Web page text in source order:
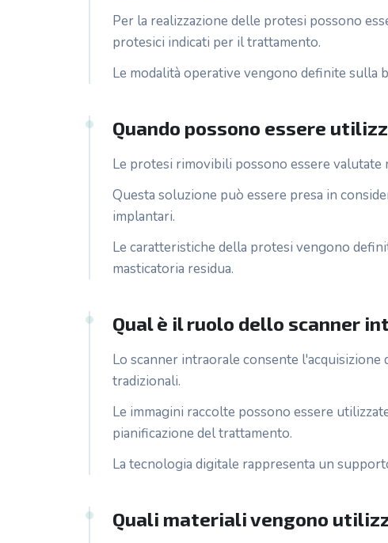
Per la realizzazione delle protesi possono
protesici indicati per il trattamento.
Le modalità operative vengono definite sulla
Quando possono essere
Le protesi rimovibili possono essere valutate
Questa soluzione può essere presa in
implantari.
Le caratteristiche della protesi vengono
masticatoria residua.
Qual è il ruolo dello scanner
Lo scanner intraorale consente
tradizionali.
Le immagini raccolte possono essere
pianificazione del trattamento.
La tecnologia digitale rappresenta un
Quali materiali vengono